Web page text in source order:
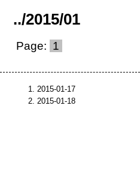
../2015/01
Page: 1
2015-01-17
2015-01-18